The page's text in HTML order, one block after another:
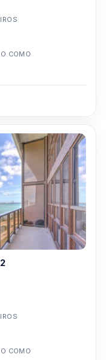
COMO
COMO